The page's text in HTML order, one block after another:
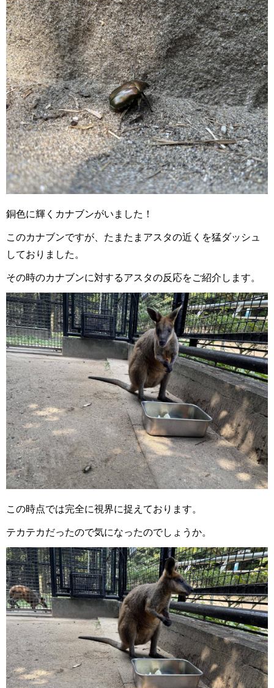
銅色に輝くカナブンがいました！
このカナブンですが、たまたまアスタの近くを猛ダッシュ
しておりました。
その時のカナブンに対するアスタの反応をご紹介します。
この時点では完全に視界に捉えております。
テカテカだったので気になったのでしょうか。